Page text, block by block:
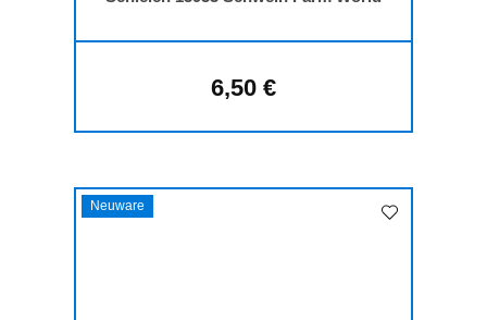
Regulärer Preis:
6,50 €
Neuware